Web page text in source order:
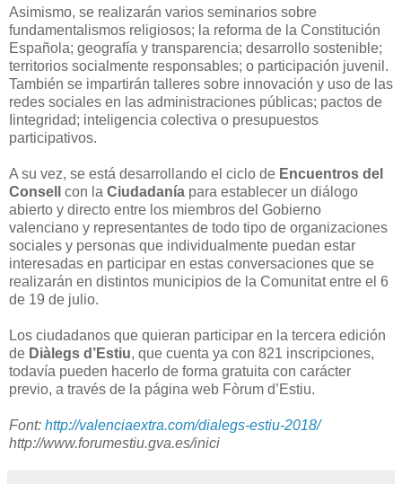
Asimismo, se realizarán varios seminarios sobre
fundamentalismos religiosos; la reforma de la Constitución
Española; geografía y transparencia; desarrollo sostenible;
territorios socialmente responsables; o participación juvenil.
También se impartirán talleres sobre innovación y uso de las
redes sociales en las administraciones públicas; pactos de
Iintegridad; inteligencia colectiva o presupuestos
participativos.
A su vez, se está desarrollando el ciclo de Encuentros del
Consell
con la Ciudadanía para establecer un diálogo
abierto y directo entre los miembros del Gobierno
valenciano y representantes de todo tipo de organizaciones
sociales y personas que individualmente puedan estar
interesadas en participar en estas conversaciones que se
realizarán en distintos municipios de la Comunitat entre el 6
de 19 de julio.
Los ciudadanos que quieran participar en la tercera edición
de Diàlegs d’Estiu, que cuenta ya con 821 inscripciones,
todavía pueden hacerlo de forma gratuita con carácter
previo, a través de la página web Fòrum d’Estiu.
Font: http://valenciaextra.com/dialegs-estiu-2018/
http://www.forumestiu.gva.es/inici